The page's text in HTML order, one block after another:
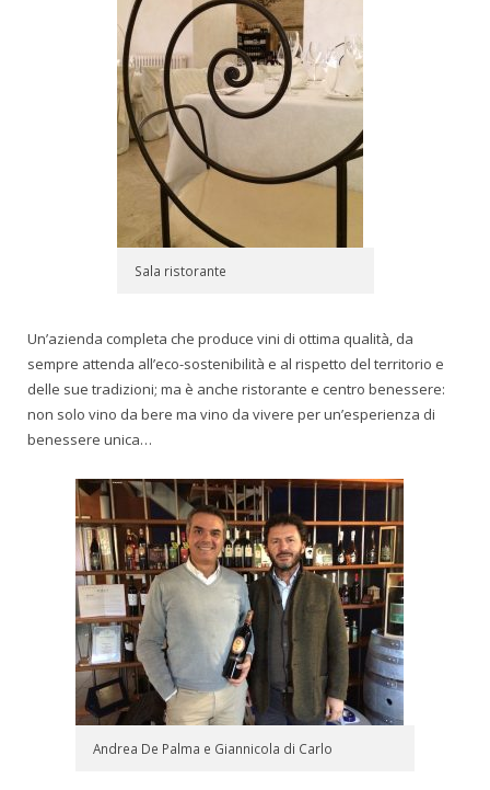
Sala ristorante
Un’azienda completa che produce vini di ottima qualità, da
sempre attenda all’eco-sostenibilità e al rispetto del territorio e
delle sue tradizioni; ma è anche ristorante e centro benessere:
non solo vino da bere ma vino da vivere per un’esperienza di
benessere unica…
Andrea De Palma e Giannicola di Carlo